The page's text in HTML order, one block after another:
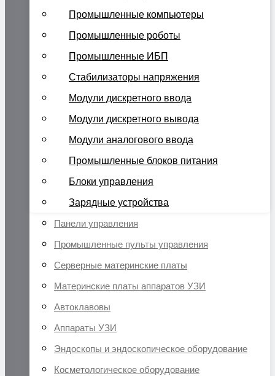
Промышленные компьютеры
Промышленные роботы
Промышленные ИБП
Стабилизаторы напряжения
Модули дискретного ввода
Модули дискретного вывода
Модули аналогового ввода
Промышленные блоков питания
Блоки управления
Зарядные устройства
Панели управления
Промышленные пульты управления
Серверные материнские платы
Материнские платы аппаратов УЗИ
Автоклавовы
Аппараты УЗИ
Эндоскопы и эндоскопическое оборудование
Косметологическое оборудование